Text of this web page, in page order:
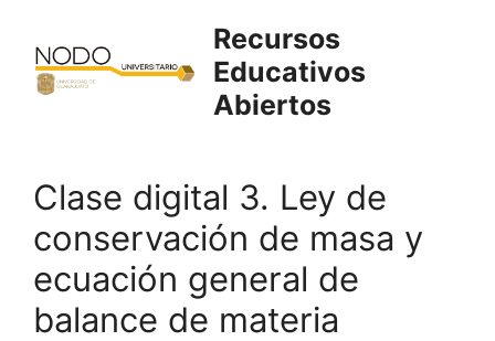
contenido
Recursos
Educativos
Abiertos
Clase digital 3. Ley de
conservación de masa y
ecuación general de
balance de materia